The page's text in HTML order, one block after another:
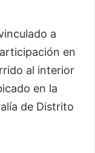
a
en
al interior
en la
de Distrito